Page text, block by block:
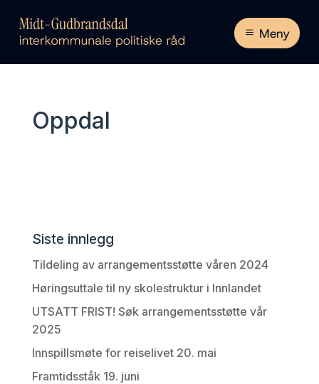
Meny
Oppdal
Siste innlegg
Tildeling av arrangementsstøtte våren 2024
Høringsuttale til ny skolestruktur i Innlandet
UTSATT FRIST! Søk arrangementsstøtte vår
2025
Innspillsmøte for reiselivet 20. mai
Framtidsståk 19. juni